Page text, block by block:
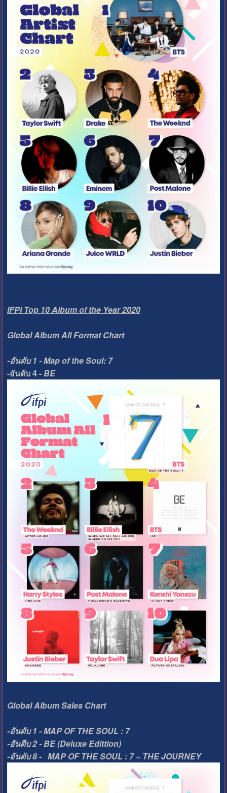
IFPI Top 10 Album of the Year 2020
Global Album All Format Chart
-อันดับ 1 - Map of the Soul: 7
-อันดับ 4 -BE
Global Album Sales Chart
-อันดับ 1 - MAP OF THE SOUL : 7
-อันดีบ 2 - BE (Deluxe Edittion)
-อันดับ 8 - MAP OF THE SOUL : 7 ~ THE JOURNEY